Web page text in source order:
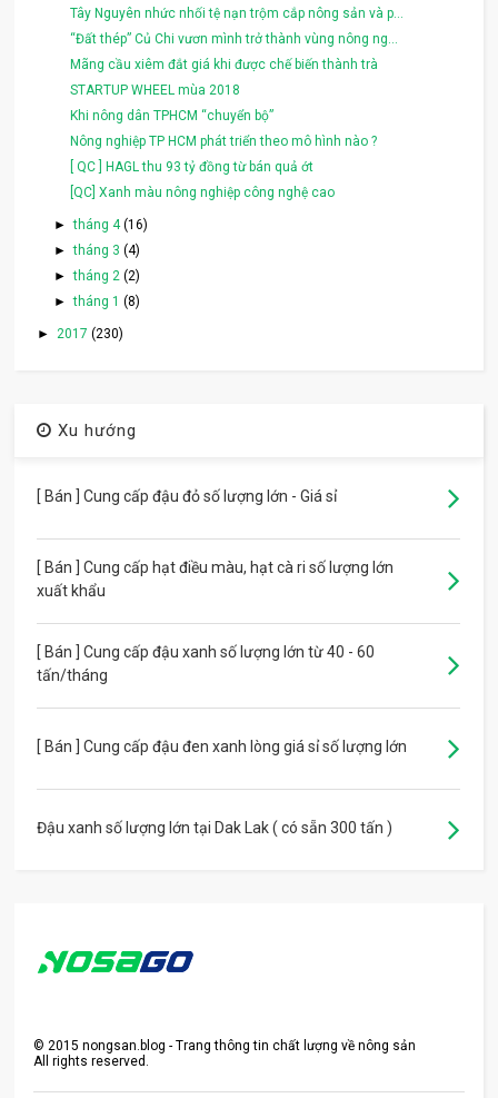
Tây Nguyên nhức nhối tệ nạn trộm cắp nông sản và p...
“Đất thép” Củ Chi vươn mình trở thành vùng nông ng...
Mãng cầu xiêm đắt giá khi được chế biến thành trà
STARTUP WHEEL mùa 2018
Khi nông dân TPHCM “chuyển bộ”
Nông nghiệp TP HCM phát triển theo mô hình nào ?
[ QC ] HAGL thu 93 tỷ đồng từ bán quả ớt
[QC] Xanh màu nông nghiệp công nghệ cao
►tháng 4(16)
►tháng 3 (4)
►tháng 2 (2)
►tháng 1 (8)
►2017(230)
Xu hướng
[ Bán ] Cung cấp đậu đỏ số lượng lớn - Giá sỉ
[ Bán ] Cung cấp hạt điều màu, hạt cà ri số lượng lớn
xuất khẩu
[ Bán ] Cung cấp đậu xanh số lượng lớn từ 40 - 60
tấn/tháng
[ Bán ] Cung cấp đậu đen xanh lòng giá sỉ số lượng lớn
Đậu xanh số lượng lớn tại Dak Lak ( có sẵn 300 tấn )
©2015 nongsan.blog - Trang thông tin chất lượng về nông sản
All rights reserved.